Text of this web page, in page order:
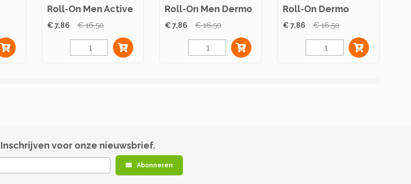
Roll-On Men Active
Control 50ml
€ 7,86 € 16,50
Roll-On Men Dermo
Sensitive 50ml
€ 7,86 € 16,50
Roll-On Dermo
Protector 50ml
€ 7,86 € 16,50
Inschrijven voor onze nieuwsbrief.
Abonneren